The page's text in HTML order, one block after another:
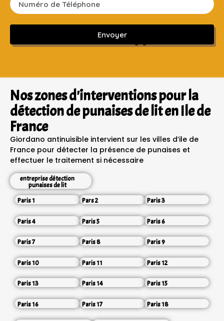
Envoyer
Sans engagement ni frais cachés
Nos zones d'interventions pour la
détection de punaises de lit en Ile de
France
Giordano antinuisible intervient sur les villes d’ile de
France pour détecter la présence de punaises et
effectuer le traitement si nécessaire
entreprise détection
punaises de lit
Paris 1
Pars 2 Paris 3
Paris 4 Paris 5 Paris 6
Paris 7 Paris 8 Paris 9
Paris 10 Paris 11 Paris 12
Paris 13 Paris 14 Paris 15
Paris 16 Paris 17 Paris 18